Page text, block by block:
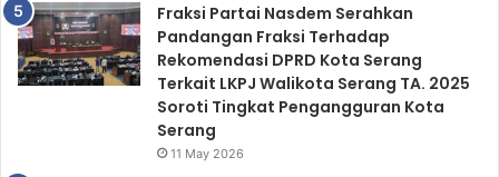
Fraksi Partai Nasdem Serahkan
Pandangan Fraksi Terhadap
Rekomendasi DPRD Kota Serang
Terkait LKPJ Walikota Serang TA. 2025
Soroti Tingkat Pengangguran Kota
Serang
11 May 2026